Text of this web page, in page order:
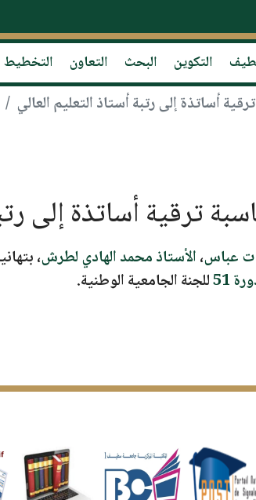
التكوين البحث التعاون التخطيط
أساتذة إلى رتبة أستاذ التعليم العالي
ترقية أساتذة إلى
،الأستاذ محمد الهادي لطرش،
51
للجنة الجامعية الوطنية.